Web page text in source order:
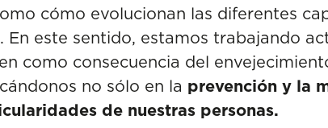
cómo evolucionan las diferentes
En este sentido, estamos trabajando
como consecuencia del
no sólo en la prevención y la
de nuestras personas.